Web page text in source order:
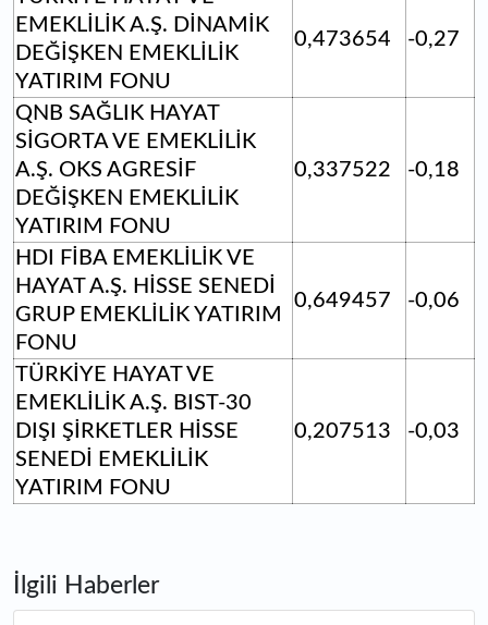
EMEKLİLİK A.Ş. DİNAMİK
DEĞİŞKEN EMEKLİLİK
YATIRIM FONU
0,473654 -0,27
QNB SAĞLIK HAYAT
SİGORTA VE EMEKLİLİK
A.Ş. OKS AGRESİF
DEĞİŞKEN EMEKLİLİK
YATIRIM FONU
0,337522 -0,18
HDI FİBA EMEKLİLİK VE
HAYAT A.Ş. HİSSE SENEDİ
GRUP EMEKLİLİK YATIRIM
FONU
0,649457 -0,06
TÜRKİYE HAYAT VE
EMEKLİLİK A.Ş. BIST-30
DIŞI ŞİRKETLER HİSSE
SENEDİ EMEKLİLİK
YATIRIM FONU
0,207513 -0,03
İlgili Haberler